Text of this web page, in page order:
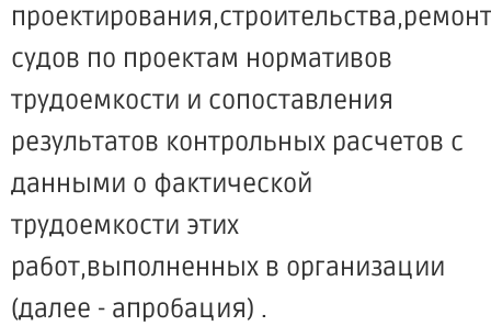
судов по проектам нормативов
трудоемкости и сопоставления
результатов контрольных расчетов с
данными о фактической
трудоемкости этих
работ,выполненных в организации
(далее - апробация) .